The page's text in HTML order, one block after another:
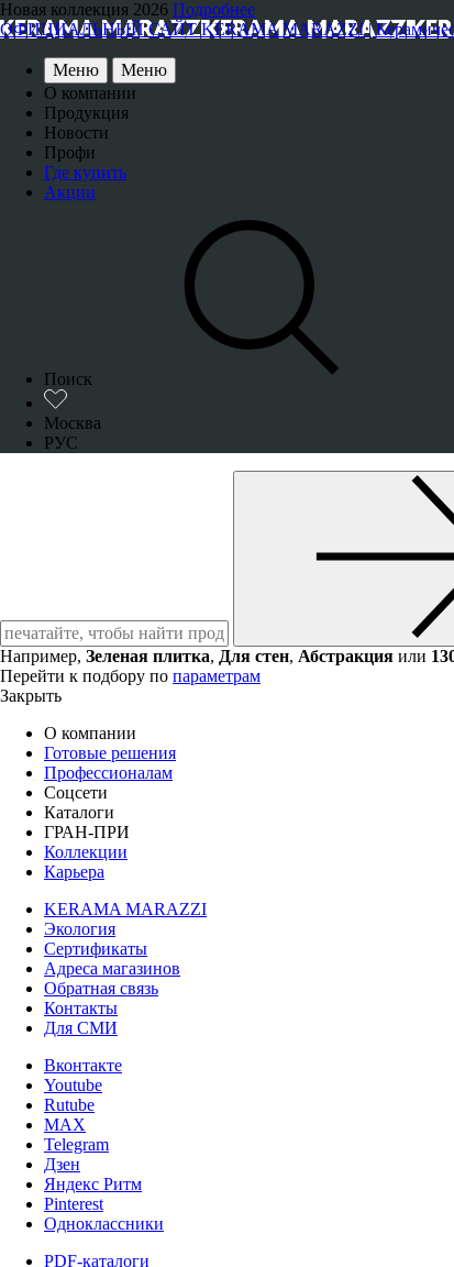
Новая коллекция 2026 Подробнее
ОФИЦИАЛЬНЫЙ САЙТ KERAMA MARAZZI | Керамическая
Меню
Меню
О компании
Продукция
Новости
Профи
Где купить
Акции
Поиск
Москва
РУС
Например, Зеленая плитка, Для стен, Абстракция или
Перейти к подбору по параметрам
Закрыть
О компании
Готовые решения
Профессионалам
Соцсети
Каталоги
ГРАН-ПРИ
Коллекции
Карьера
KERAMA MARAZZI
Экология
Сертификаты
Адреса магазинов
Обратная связь
Контакты
Для СМИ
Вконтакте
Youtube
Rutube
MAX
Telegram
Дзен
Яндекс Ритм
Pinterest
Одноклассники
PDF-каталоги